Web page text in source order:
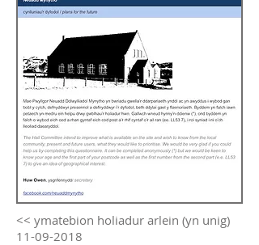
<< ymatebion holiadur arlein (yn unig)
11-09-2018